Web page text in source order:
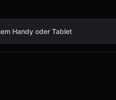
Handy oder Tablet